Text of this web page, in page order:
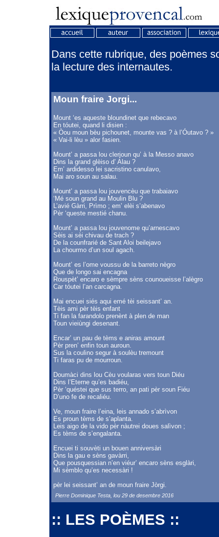
Dans cette rubrique, des poèmes
la lecture des internautes.
Moun fraire Jorgi...
Mount ‘es aqueste bloundinet que rebecavo
En tóutei, quand li disien :
« Òou moun bèu pichounet, mounte vas ? à l’Óutavo ? »
« Vai-li lèu » alor fasien.
Mount’ a passa lou clerjoun qu’ à la Messo anavo
Dins la grand glèiso d’ Alau ?
Em’ ardidesso lei sacristino canulavo,
Mai aro soun au salau.
Mount’ a passa lou jouvencèu que trabaiavo
‘Mé soun grand au Moulin Blu ?
L’avié Gàrri, Prìmo ; em’ elèi s’abenavo
Pèr ‘queste mestié chanu.
Mount’ a passa lou jouvenome qu’arnescavo
Sèis ai sèi chivau de trach ?
De la counfrarié de Sant Aloi beilejavo
La chourmo d’un soul agach.
Mount’ es l’ome voussu de la barreto nègro
Que de longo sai encagna
Rouspèt’ encaro e sèmpre sèns counoueisse l’alègro
Car tóutei l’an carcagna.
Mai encuei siés aqui emé tèi seissant’ an.
Tèis ami pèr tèis enfant
Ti fan la farandolo prenènt à plen de man
Toun vieiùngi desenant.
Encar’ un pau de tèms e aniras amount
Pèr pren’ enfin toun auroun.
Sus la coulino segur à soulèu tremount
Ti faras pu de mourroun.
Doumàci dins lou Cèu voularas vers toun Diéu
Dins l’Eterne qu’es badiéu,
Pèr ‘quéstei que sus terro, an pati pèr soun Fiéu
D’uno fe de recaliéu.
Ve, moun fraire l’eina, leis annado s’abrìvon
Es proun tèms de s’aplanta.
Leis aigo de la vido pèr nàutrei doues salìvon ;
Es tèms de s’engalanta.
Encuei ti souvèti un bouen anniversàri
Dins la gau e sèns gavàrri,
Que pousquessian n’en viéur’ encaro sèns esglàri,
Mi sèmblo qu’es necessàri !
pèr lei seissant’ an de moun fraire Jòrgi.
Pierre Dominique Testa, lou 29 de desembre 2016
:: LES POÈMES ::